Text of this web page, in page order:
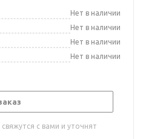
Нет в наличии
Нет в наличии
Нет в наличии
Нет в наличии
с вами и уточнят